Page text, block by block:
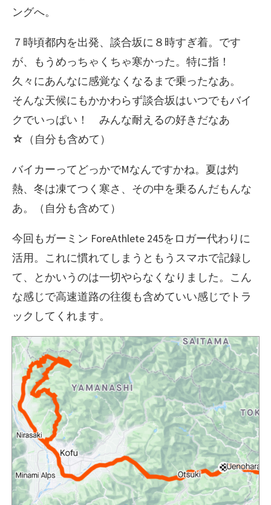
ングへ。
７時頃都内を出発、談合坂に８時すぎ着。です
が、もうめっちゃくちゃ寒かった。特に指！
久々にあんなに感覚なくなるまで乗ったなあ。
そんな天候にもかかわらず談合坂はいつでもバイ
クでいっぱい！ みんな耐えるの好きだなあ
☆（自分も含めて）
バイカーってどっかでMなんですかね。夏は灼
熱、冬は凍てつく寒さ、その中を乗るんだもんな
あ。（自分も含めて）
今回もガーミン ForeAthlete 245をロガー代わりに
活用。これに慣れてしまうともうスマホで記録し
て、とかいうのは一切やらなくなりました。こん
な感じで高速道路の往復も含めていい感じでトラ
ックしてくれます。